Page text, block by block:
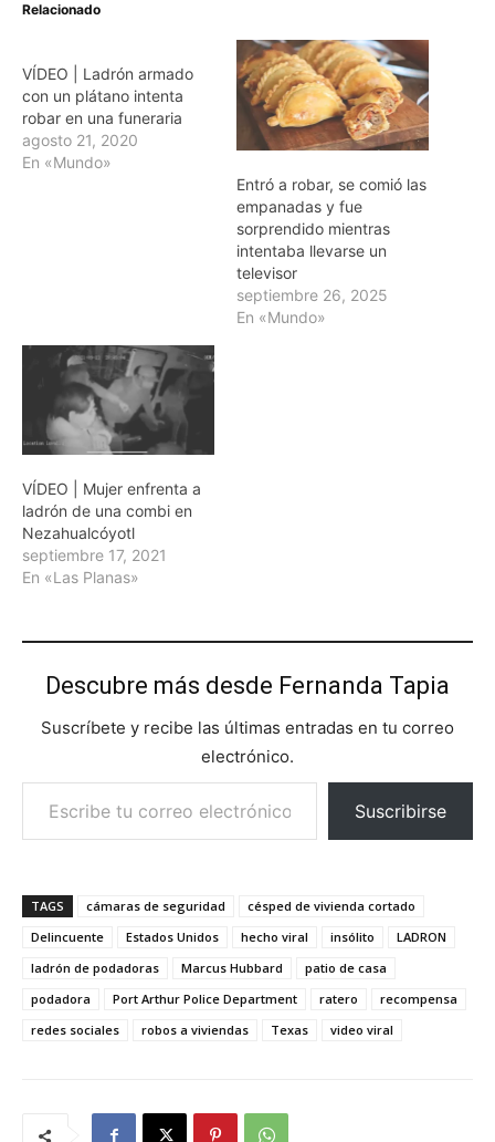
Relacionado
VÍDEO | Ladrón armado
con un plátano intenta
robar en una funeraria
agosto 21, 2020
En «Mundo»
Entró a robar, se comió las
empanadas y fue
sorprendido mientras
intentaba llevarse un
televisor
septiembre 26, 2025
En «Mundo»
VÍDEO | Mujer enfrenta a
ladrón de una combi en
Nezahualcóyotl
septiembre 17, 2021
En «Las Planas»
Descubre más desde Fernanda Tapia
Suscríbete y recibe las últimas entradas en tu correo
electrónico.
Escribe tu correo electrónico…
Suscribirse
TAGS cámaras de seguridad
césped de vivienda cortado
Delincuente
Estados Unidos hecho viral insólito
LADRON
ladrón de podadoras
Marcus Hubbard
patio de casa
podadora
Port Arthur Police Department ratero
recompensa
redes sociales
robos a viviendas Texas video viral